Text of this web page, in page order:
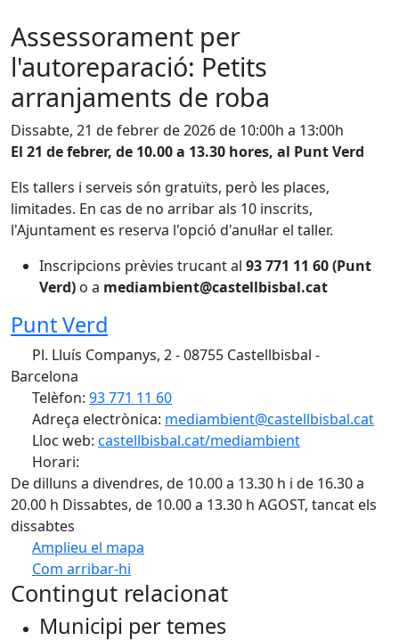
Assessorament per
l'autoreparació: Petits
arranjaments de roba
Dissabte, 21 de febrer de 2026 de 10:00h a 13:00h
El 21 de febrer, de 10.00 a 13.30 hores, al Punt Verd
Els tallers i serveis són gratuïts, però les places,
limitades. En cas de no arribar als 10 inscrits,
l'Ajuntament es reserva l'opció d'anul·lar el taller.
Inscripcions prèvies trucant al 93 771 11 60 (Punt
Verd) o a mediambient@castellbisbal.cat
Punt Verd
Pl. Lluís Companys, 2 - 08755 Castellbisbal -
Barcelona
Telèfon: 93 771 11 60
Adreça electrònica: mediambient@castellbisbal.cat
Lloc web: castellbisbal.cat/mediambient
Horari:
De dilluns a divendres, de 10.00 a 13.30 h i de 16.30 a
20.00 h Dissabtes, de 10.00 a 13.30 h AGOST, tancat els
dissabtes
Amplieu el mapa
Com arribar-hi
+
Contingut relacionat
Municipi per temes